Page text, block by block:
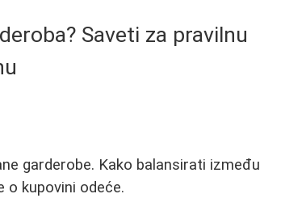
Saveti za pravilnu
garderobe. Kako balansirati između
o kupovini odeće.